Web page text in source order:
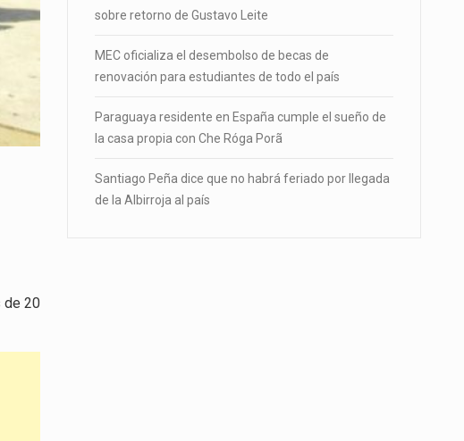
de 20
sobre retorno de Gustavo Leite
MEC oficializa el desembolso de becas de
renovación para estudiantes de todo el país
Paraguaya residente en España cumple el sueño de
la casa propia con Che Róga Porã
Santiago Peña dice que no habrá feriado por llegada
de la Albirroja al país